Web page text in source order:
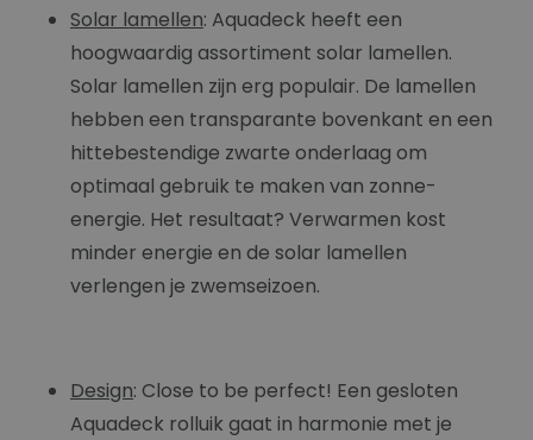
Solar lamellen: Aquadeck heeft een
hoogwaardig assortiment solar lamellen.
Solar lamellen zijn erg populair. De lamellen
hebben een transparante bovenkant en een
hittebestendige zwarte onderlaag om
optimaal gebruik te maken van zonne-
energie. Het resultaat? Verwarmen kost
minder energie en de solar lamellen
verlengen je zwemseizoen.
Design: Close to be perfect! Een gesloten
Aquadeck rolluik gaat in harmonie met je